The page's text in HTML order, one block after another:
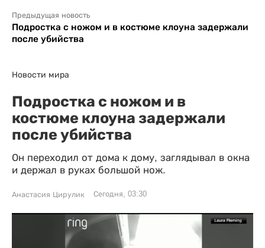
Предыдущая новость
Подростка с ножом и в костюме клоуна задержали
после убийства
Новости мира
Подростка с ножом и в
костюме клоуна задержали
после убийства
Он переходил от дома к дому, заглядывал в окна
и держал в руках большой нож.
Анастасия Цирулик Сегодня, 03:30